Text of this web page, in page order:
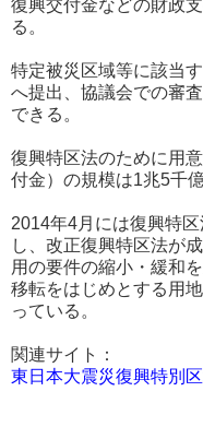
復興交付金などの財政
る。
特定被災区域等に該当
へ提出、協議会での審
できる。
復興特区法のために用
付金）の規模は1兆5千
2014年4月には復興特
し、改正復興特区法が
用の要件の縮小・緩和
移転をはじめとする用
っている。
関連サイト：
東日本大震災復興特別